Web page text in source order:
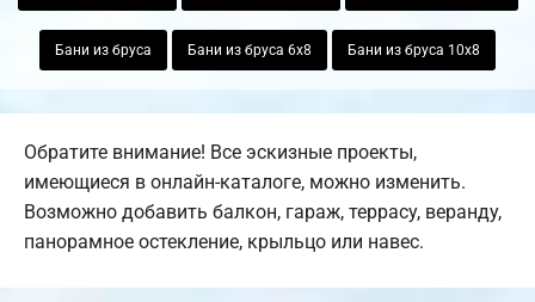
Бани из бруса Бани из бруса 6х8 Бани из бруса 10х8
Обратите внимание! Все эскизные проекты,
имеющиеся в онлайн-каталоге, можно изменить.
Возможно добавить балкон, гараж, террасу, веранду,
панорамное остекление, крыльцо или навес.